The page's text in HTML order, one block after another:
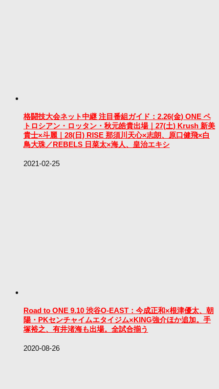
格闘技大会ネット中継 注目番組ガイド：2.26(金) ONE ペ
トロシアン・ロッタン・秋元皓貴出場｜27(土) Krush 新美
貴士×斗麗｜28(日) RISE 那須川天心×志朗、原口健飛×白
鳥大珠／REBELS 日菜太×海人、皇治エキシ
2021-02-25
Road to ONE 9.10 渋谷O-EAST：今成正和×根津優太、朝
陽・PKセンチャイムエタイジム×KING強介ほか追加。手
塚裕之、有井渚海も出場。全試合揃う
2020-08-26